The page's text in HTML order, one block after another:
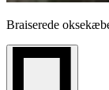
Braiserede